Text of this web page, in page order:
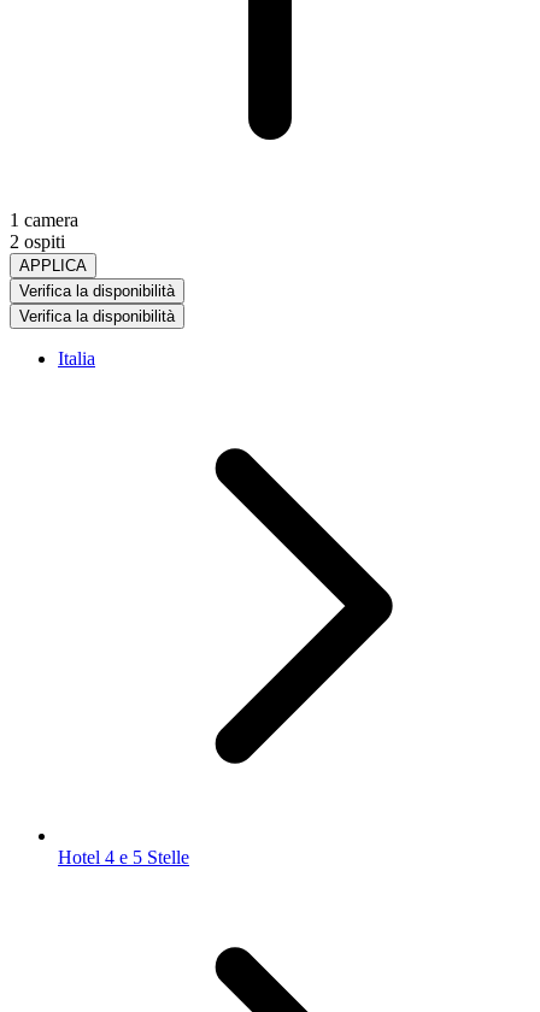
1 camera
2 ospiti
APPLICA
Verifica la disponibilità
Verifica la disponibilità
Italia
Hotel 4 e 5 Stelle